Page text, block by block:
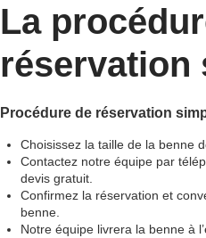
La
réservation
Procédure de réservation
Choisissez la taille de la benne
Contactez notre équipe par
devis gratuit.
Confirmez la réservation et
benne.
Notre équipe livrera la benne à